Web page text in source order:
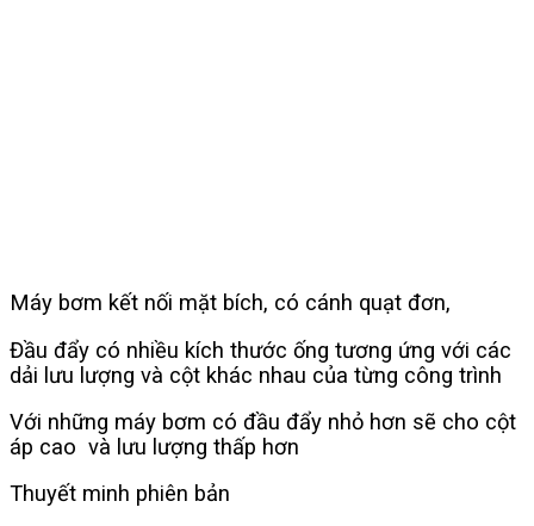
Máy bơm kết nối mặt bích, có cánh quạt đơn,
Đầu đẩy có nhiều kích thước ống tương ứng với các
dải lưu lượng và cột khác nhau của từng công trình
Với những máy bơm có đầu đẩy nhỏ hơn sẽ cho cột
áp cao và lưu lượng thấp hơn
Thuyết minh phiên bản